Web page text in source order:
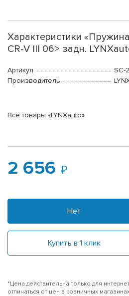
Характеристики
CR-V III 06> задн.
Артикул
SC-
Производитель
Все товары «LYNXauto»
2 656
Нет
Купить в 1 клик
*Цена действительна только для
отличаться от цен в розничных